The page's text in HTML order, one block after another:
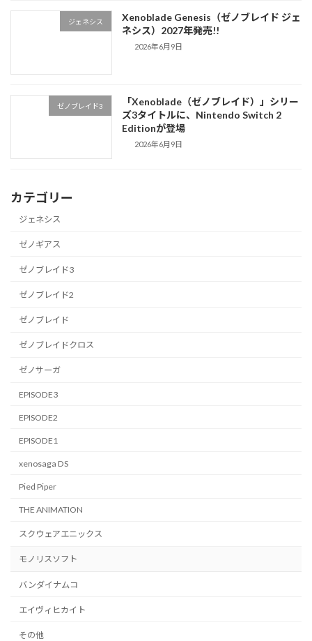
ジェネシス
Xenoblade Genesis（ゼノブレイド ジェ
ネシス）2027年発売!!
2026年6月9日
ゼノブレイド3
「Xenoblade（ゼノブレイド）」シリー
ズ3タイトルに、Nintendo Switch 2
Editionが登場
2026年6月9日
カテゴリー
ジェネシス
ゼノギアス
ゼノブレイド3
ゼノブレイド2
ゼノブレイド
ゼノブレイドクロス
ゼノサーガ
EPISODE3
EPISODE2
EPISODE1
xenosaga DS
Pied Piper
THE ANIMATION
スクウェアエニックス
モノリスソフト
バンダイナムコ
エイヴィヒカイト
その他